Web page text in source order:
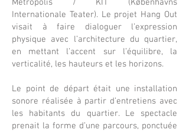
Metropolis / KIT (Københavns
Internationale Teater). Le projet Hang Out
visait à faire dialoguer l’expression
physique avec l’architecture du quartier,
en mettant l’accent sur l’équilibre, la
verticalité, les hauteurs et les horizons.
Le point de départ était une installation
sonore réalisée à partir d’entretiens avec
les habitants du quartier. Le spectacle
prenait la forme d’une parcours, ponctuée